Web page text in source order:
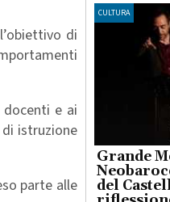
di
e ai
istruzione
parte alle
CULTURA
Grande
del